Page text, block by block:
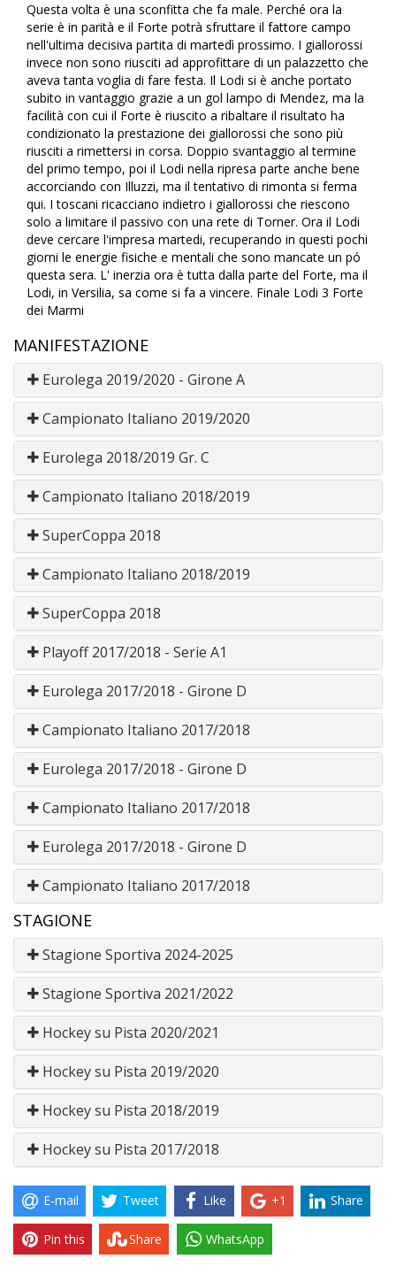
Questa volta è una sconfitta che fa male. Perché ora la
serie è in parità e il Forte potrà sfruttare il fattore campo
nell'ultima decisiva partita di martedì prossimo. I giallorossi
invece non sono riusciti ad approfittare di un palazzetto che
aveva tanta voglia di fare festa. Il Lodi si è anche portato
subito in vantaggio grazie a un gol lampo di Mendez, ma la
facilità con cui il Forte è riuscito a ribaltare il risultato ha
condizionato la prestazione dei giallorossi che sono più
riusciti a rimettersi in corsa. Doppio svantaggio al termine
del primo tempo, poi il Lodi nella ripresa parte anche bene
accorciando con Illuzzi, ma il tentativo di rimonta si ferma
qui. I toscani ricacciano indietro i giallorossi che riescono
solo a limitare il passivo con una rete di Torner. Ora il Lodi
deve cercare l'impresa martedi, recuperando in questi pochi
giorni le energie fisiche e mentali che sono mancate un pó
questa sera. L' inerzia ora è tutta dalla parte del Forte, ma il
Lodi, in Versilia, sa come si fa a vincere. Finale Lodi 3 Forte
dei Marmi
MANIFESTAZIONE
Eurolega 2019/2020 - Girone A
Campionato Italiano 2019/2020
Eurolega 2018/2019 Gr. C
Campionato Italiano 2018/2019
SuperCoppa 2018
Campionato Italiano 2018/2019
SuperCoppa 2018
Playoff 2017/2018 - Serie A1
Eurolega 2017/2018 - Girone D
Campionato Italiano 2017/2018
Eurolega 2017/2018 - Girone D
Campionato Italiano 2017/2018
Eurolega 2017/2018 - Girone D
Campionato Italiano 2017/2018
STAGIONE
Stagione Sportiva 2024-2025
Stagione Sportiva 2021/2022
Hockey su Pista 2020/2021
Hockey su Pista 2019/2020
Hockey su Pista 2018/2019
Hockey su Pista 2017/2018
E-mail Tweet Like +1 Share
Pin this Share WhatsApp